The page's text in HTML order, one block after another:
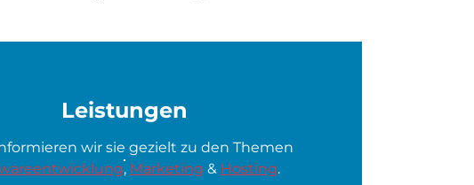
Leistungen
wir sie gezielt zu den Themen
, Marketing & Hosting.